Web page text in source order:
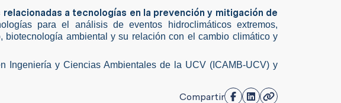
a tecnologías en la prevención y mitigación de
para el análisis de eventos hidroclimáticos extremos,
ambiental y su relación con el cambio climático y
Ingeniería y Ciencias Ambientales de la UCV (ICAMB-UCV) y
Compartir